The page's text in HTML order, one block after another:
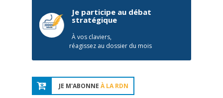
Je participe au débat
stratégique
À vos claviers,
réagissez au dossier du mois
JE M'ABONNE À LA RDN